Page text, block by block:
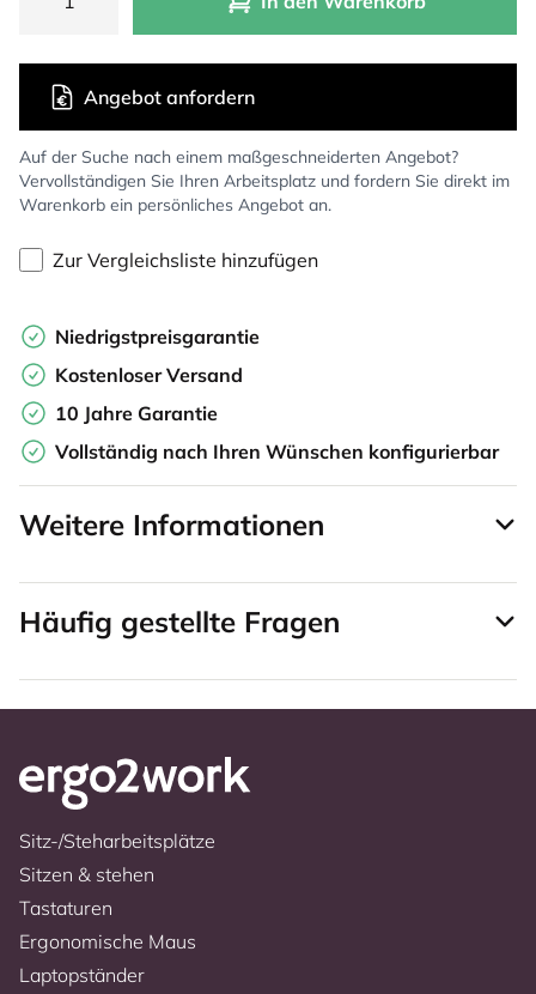
Auf der Suche nach einem maßgeschneiderten Angebot?
Vervollständigen Sie Ihren Arbeitsplatz und fordern Sie direkt im
Warenkorb ein persönliches Angebot an.
Angebot anfordern
Zur Vergleichsliste hinzufügen
Niedrigstpreisgarantie
Kostenloser Versand
10 Jahre Garantie
Vollständig nach Ihren Wünschen konfigurierbar
Weitere Informationen
Häufig gestellte Fragen
Sitz-/Steharbeitsplätze
Sitzen & stehen
Tastaturen
Ergonomische Maus
Laptopständer